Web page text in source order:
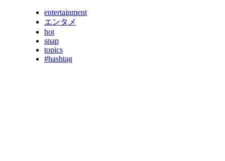
entertainment
エンタメ
hot
snap
topics
#hashtag